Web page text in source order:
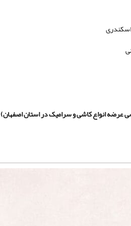
عرضه انواع کاشی و سرامیک در استان اصفهان)